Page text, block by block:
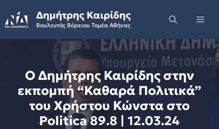
to
content
Δημήτρης Καιρίδης
Βουλευτής Βόρειου Τομέα Αθήνας
Ο Δημήτρης Καιρίδης στην
εκπομπή “Καθαρά Πολιτικά”
του Χρήστου Κώνστα στο
Politica 89.8 | 12.03.24